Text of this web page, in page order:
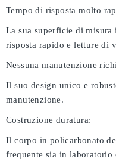
Tempo di risposta molto
La sua superficie di
risposta rapido e letture di
Nessuna manutenzione
Il suo design unico e
manutenzione.
Costruzione duratura:
Il corpo in policarbonato
frequente sia in laboratorio